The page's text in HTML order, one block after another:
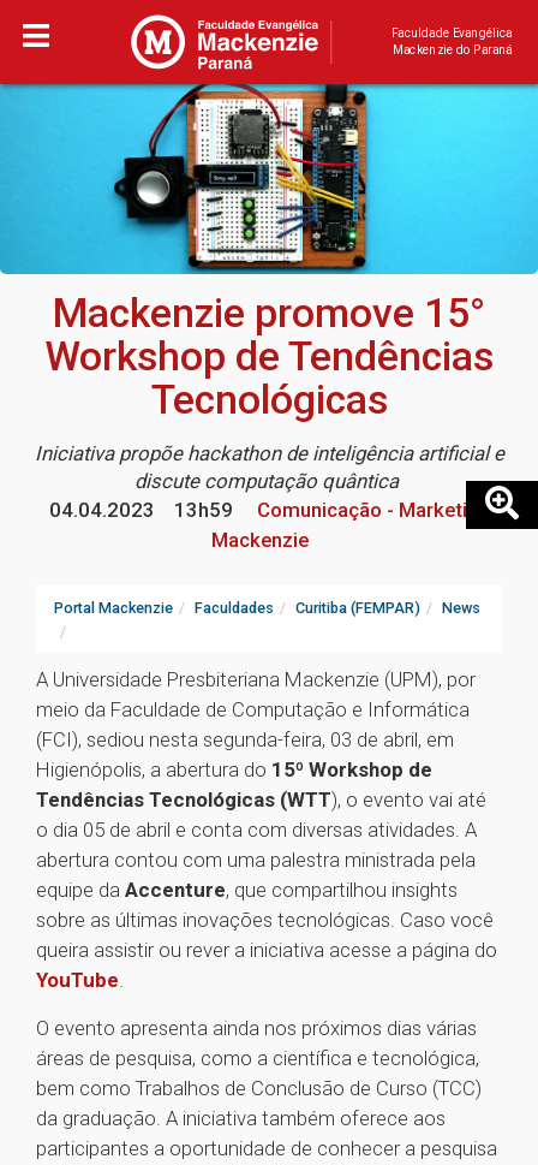
Faculdade Evangélica
Mackenzie do Paraná
Mackenzie promove 15°
Workshop de Tendências
Tecnológicas
Iniciativa propõe hackathon de inteligência artificial e
discute computação quântica
04.04.2023
13h59
Comunicação - Marketing
Mackenzie
Portal Mackenzie Faculdades Curitiba (FEMPAR) News
A Universidade Presbiteriana Mackenzie (UPM), por
meio da Faculdade de Computação e Informática
(FCI), sediou nesta segunda-feira, 03 de abril, em
Higienópolis, a abertura do 15º Workshop de
Tendências Tecnológicas (WTT), o evento vai até
o dia 05 de abril e conta com diversas atividades. A
abertura contou com uma palestra ministrada pela
equipe da Accenture, que compartilhou insights
sobre as últimas inovações tecnológicas. Caso você
queira assistir ou rever a iniciativa acesse a página do
YouTube.
O evento apresenta ainda nos próximos dias várias
áreas de pesquisa, como a científica e tecnológica,
bem como Trabalhos de Conclusão de Curso (TCC)
da graduação. A iniciativa também oferece aos
participantes a oportunidade de conhecer a pesquisa